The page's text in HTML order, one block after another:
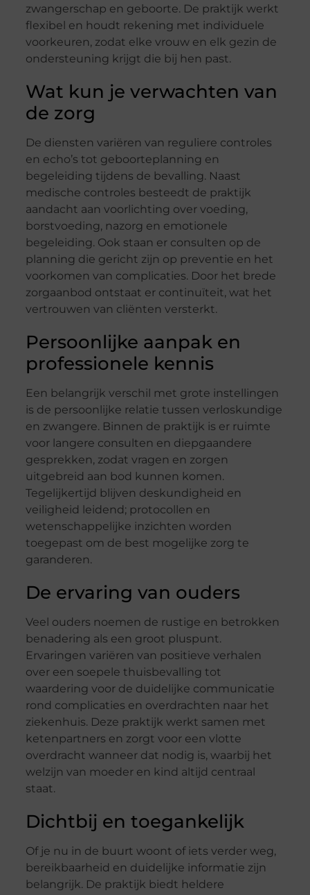
zwangerschap en geboorte. De praktijk werkt
flexibel en houdt rekening met individuele
voorkeuren, zodat elke vrouw en elk gezin de
ondersteuning krijgt die bij hen past.
Wat kun je verwachten van
de zorg
De diensten variëren van reguliere controles
en echo’s tot geboorteplanning en
begeleiding tijdens de bevalling. Naast
medische controles besteedt de praktijk
aandacht aan voorlichting over voeding,
borstvoeding, nazorg en emotionele
begeleiding. Ook staan er consulten op de
planning die gericht zijn op preventie en het
voorkomen van complicaties. Door het brede
zorgaanbod ontstaat er continuïteit, wat het
vertrouwen van cliënten versterkt.
Persoonlijke aanpak en
professionele kennis
Een belangrijk verschil met grote instellingen
is de persoonlijke relatie tussen verloskundige
en zwangere. Binnen de praktijk is er ruimte
voor langere consulten en diepgaandere
gesprekken, zodat vragen en zorgen
uitgebreid aan bod kunnen komen.
Tegelijkertijd blijven deskundigheid en
veiligheid leidend; protocollen en
wetenschappelijke inzichten worden
toegepast om de best mogelijke zorg te
garanderen.
De ervaring van ouders
Veel ouders noemen de rustige en betrokken
benadering als een groot pluspunt.
Ervaringen variëren van positieve verhalen
over een soepele thuisbevalling tot
waardering voor de duidelijke communicatie
rond complicaties en overdrachten naar het
ziekenhuis. Deze praktijk werkt samen met
ketenpartners en zorgt voor een vlotte
overdracht wanneer dat nodig is, waarbij het
welzijn van moeder en kind altijd centraal
staat.
Dichtbij en toegankelijk
Of je nu in de buurt woont of iets verder weg,
bereikbaarheid en duidelijke informatie zijn
belangrijk. De praktijk biedt heldere